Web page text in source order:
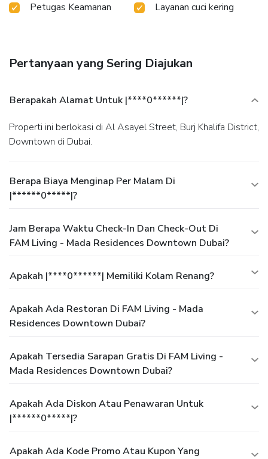
Petugas Keamanan Layanan cuci kering
Pertanyaan yang Sering Diajukan
Berapakah Alamat Untuk |****0******|?
Properti ini berlokasi di Al Asayel Street, Burj Khalifa District,
Downtown di Dubai.
Berapa Biaya Menginap Per Malam Di
|******0*****|?
Jam Berapa Waktu Check-In Dan Check-Out Di
FAM Living - Mada Residences Downtown Dubai?
Apakah |****0******| Memiliki Kolam Renang?
Apakah Ada Restoran Di FAM Living - Mada
Residences Downtown Dubai?
Apakah Tersedia Sarapan Gratis Di FAM Living -
Mada Residences Downtown Dubai?
Apakah Ada Diskon Atau Penawaran Untuk
|******0*****|?
Apakah Ada Kode Promo Atau Kupon Yang